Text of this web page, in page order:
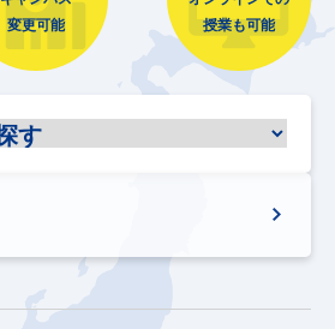
変更可能
授業も可能